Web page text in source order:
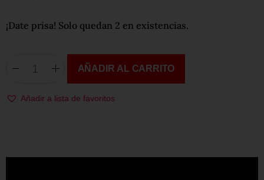
¡Date prisa! Solo quedan 2 en existencias.
AÑADIR AL CARRITO
Añadir a lista de favoritos